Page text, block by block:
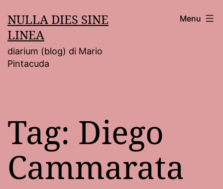
al
contenuto
NULLA DIES SINE
LINEA
diarium (blog) di Mario
Pintacuda
Menu
Tag: Diego
Cammarata